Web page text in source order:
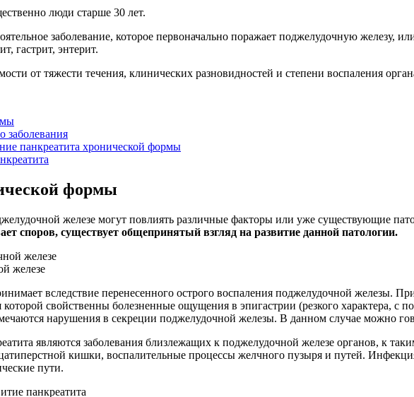
люди старше 30 лет.
заболевание, которое первоначально поражает поджелудочную железу,
гастрит, энтерит.
от тяжести течения, клинических разновидностей и степени воспаления
заболевания
панкреатита хронической формы
формы
железе могут повлиять различные факторы или уже существующие
споров, существует общепринятый взгляд на развитие данной патологии.
железе
вследствие перенесенного острого воспаления поджелудочной железы.
которой свойственны болезненные ощущения в эпигастрии (резкого характера, с
нарушения в секреции поджелудочной железы. В данном случае можно
являются заболевания близлежащих к поджелудочной железе органов, к
кишки, воспалительные процессы желчного пузыря и путей.
пути.